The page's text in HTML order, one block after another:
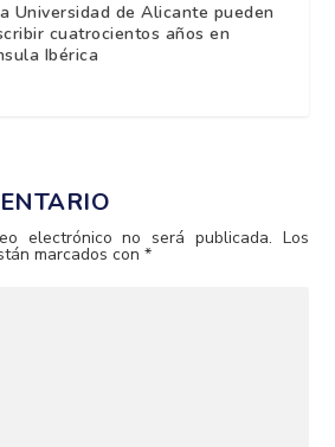
Universidad de Alicante pueden
cuatrocientos años en
Ibérica
electrónico no será publicada. Los
marcados con*